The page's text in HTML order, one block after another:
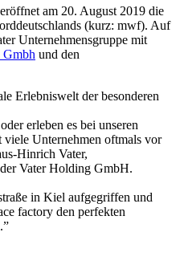
am 20. August 2019 die
(kurz: mwf). Auf
Unternehmensgruppe mit
und den
Erlebniswelt der besonderen
erleben es bei unseren
Unternehmen oftmals vor
Hinrich Vater,
Vater Holding GmbH.
in Kiel aufgegriffen und
factory den perfekten